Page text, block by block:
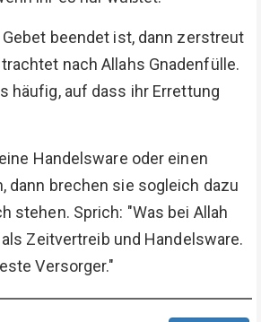
Gebet beendet ist, dann zerstreut
nach Allahs Gnadenfülle.
häufig, auf dass ihr Errettung
Handelsware oder einen
dann brechen sie sogleich dazu
stehen. Sprich: "Was bei Allah
Zeitvertreib und Handelsware.
Versorger."